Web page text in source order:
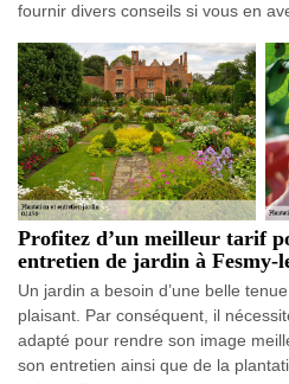
fournir divers conseils si vous en
Profitez d’un meilleur tarif
entretien de jardin à Fesmy-
Un jardin a besoin d’une belle
plaisant. Par conséquent, il
adapté pour rendre son image
son entretien ainsi que de la